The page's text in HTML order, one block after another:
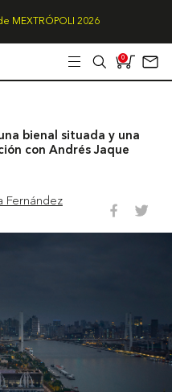
MEXTRÓPOLI 2026
0
bienal situada y una
con Andrés Jaque
Fernández